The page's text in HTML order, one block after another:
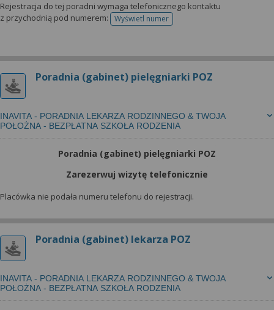
Rejestracja do tej poradni wymaga telefonicznego kontaktu
z przychodnią pod numerem:
Wyświetl numertelefonu do rejestracji
Poradnia (gabinet) pielęgniarki POZ
INAVITA - PORADNIA LEKARZA RODZINNEGO & TWOJA
POŁOŻNA - BEZPŁATNA SZKOŁA RODZENIA
Poradnia (gabinet) pielęgniarki POZ
Zarezerwuj wizytę telefonicznie
Placówka nie podała numeru telefonu do rejestracji.
Poradnia (gabinet) lekarza POZ
INAVITA - PORADNIA LEKARZA RODZINNEGO & TWOJA
POŁOŻNA - BEZPŁATNA SZKOŁA RODZENIA